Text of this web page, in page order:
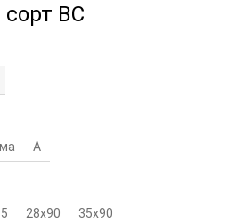
сорт ВС
А
28х90 35х90